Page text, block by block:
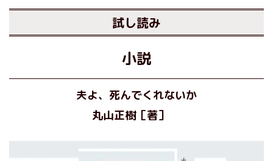
試し読み
小説
夫よ、死んでくれないか
丸山正樹［著］